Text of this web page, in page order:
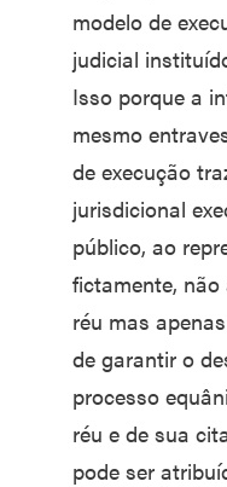
modelo de
judicial
Isso porque a
mesmo
de execução
jurisdicional
público, ao
fictamente,
réu mas
de garantir o
processo
réu e de sua
pode ser